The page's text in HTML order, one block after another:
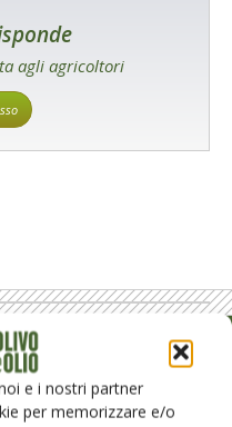
e i nostri partner
per memorizzare e/o
agli agricoltori
sul mondo